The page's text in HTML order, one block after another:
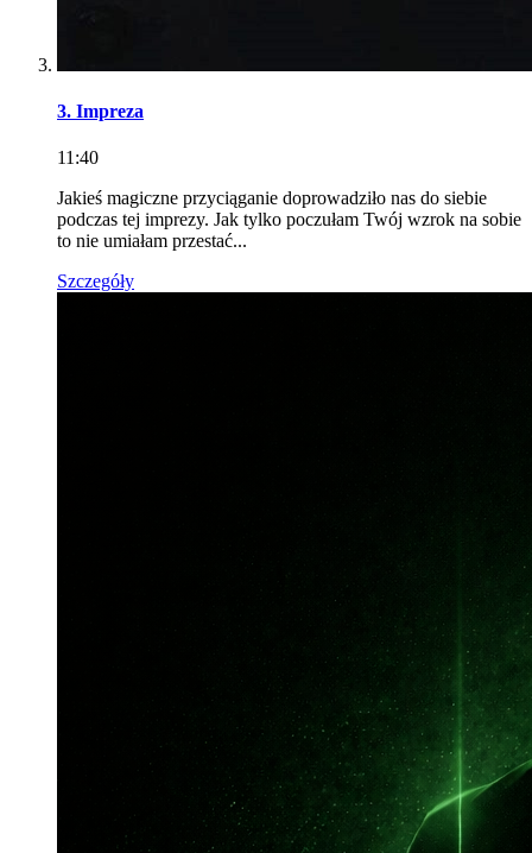
3. Impreza
11:40
Jakieś magiczne przyciąganie doprowadziło nas do siebie
podczas tej imprezy. Jak tylko poczułam Twój wzrok na sobie
to nie umiałam przestać...
Szczegóły